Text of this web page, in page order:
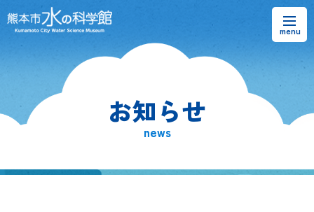
熊本市水の科学館とは
お知らせ
news